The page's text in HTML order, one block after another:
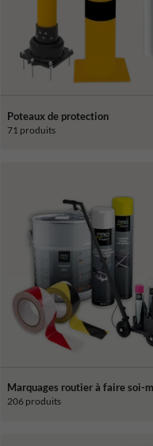
Poteaux de protection
71 produits
Marquages routier à faire soi-
206 produits